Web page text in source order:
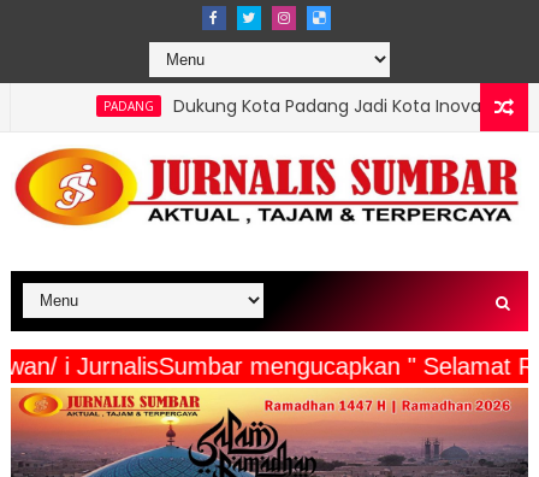
Dukung Kota Padang Jadi Kota Inovator, Kartu Registrasi
Wartawan/ i JurnalisSumbar mengucapkan "